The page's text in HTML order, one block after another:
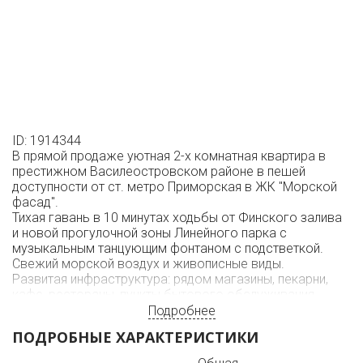
ID: 1914344
В прямой продаже уютная 2-х комнатная квартира в
престижном Василеостровском районе в пешей
доступности от ст. метро Приморская в ЖК "Морской
фасад".
Тихая гавань в 10 минутах ходьбы от Финского залива
и новой прогулочной зоны Линейного парка с
музыкальным танцующим фонтаном с подстветкой.
Свежий морской воздух и живописные виды.
Развитая инфраструктура: рядом магазины, пекарни,
кафе, рестораны, пункты бытового обслуживания,
медцентр, стоматологические клиники, бэби-клуб,
бассейном, тренажёрами и СПА.
В пешей доступности школа, гимназия, банки, аптеки,
Подробнее
ПОДРОБНЫЕ ХАРАКТЕРИСТИКИ